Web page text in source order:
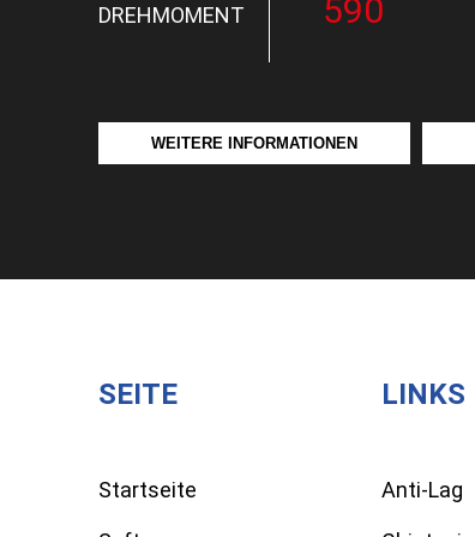
DREHMOMENT 590
WEITERE INFORMATIONEN
SEITE
Startseite
LINKS
Anti-Lag